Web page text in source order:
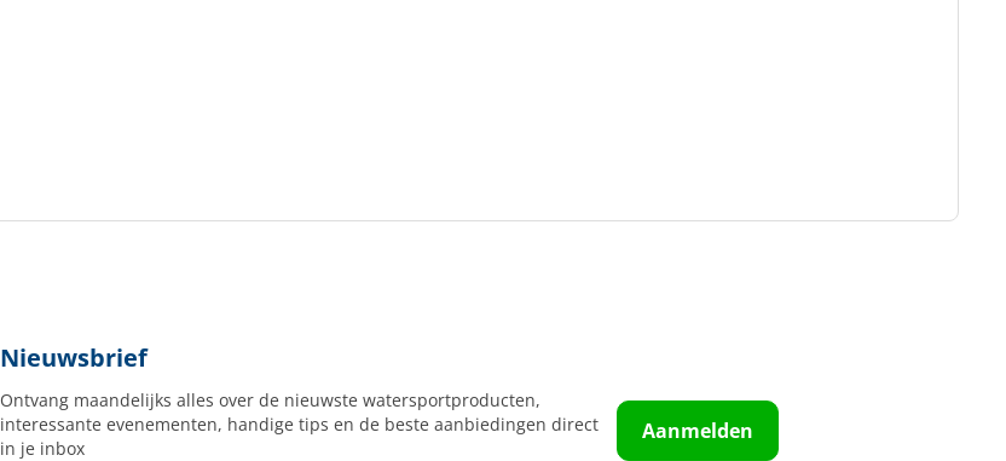
Nieuwsbrief
Ontvang maandelijks alles over de nieuwste watersportproducten,
interessante evenementen, handige tips en de beste aanbiedingen direct
in je inbox
Aanmelden